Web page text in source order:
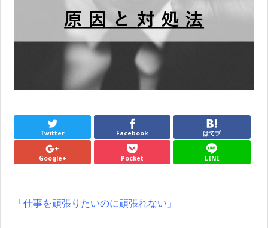
Twitter Facebook はてブ
Google+ Pocket LINE
「仕事を頑張りたいのに頑張れない」